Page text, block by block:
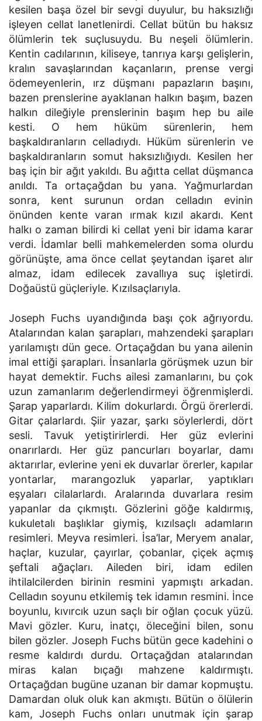
kesilen başa özel bir sevgi duyulur, bu haksızlığı
işleyen cellat lanetlenirdi. Cellat bütün bu haksız
ölümlerin tek suçlusuydu. Bu neşeli ölümlerin.
Kentin cadılarının, kiliseye, tanrıya karşı gelişlerin,
kralın savaşlarından kaçanların, prense vergi
ödemeyenlerin, ırz düşmanı papazların başını,
bazen prenslerine ayaklanan halkın başım, bazen
halkın dileğiyle prenslerinin başım hep bu aile
kesti. O hem hüküm sürenlerin, hem
başkaldıranların celladıydı. Hüküm sürenlerin ve
başkaldıranların somut haksızlığıydı. Kesilen her
baş için bir ağıt yakıldı. Bu ağıtta cellat düşmanca
anıldı. Ta ortaçağdan bu yana. Yağmurlardan
sonra, kent surunun ordan celladın evinin
önünden kente varan ırmak kızıl akardı. Kent
halkı o zaman bilirdi ki cellat yeni bir idama karar
verdi. İdamlar belli mahkemelerden soma olurdu
görünüşte, ama önce cellat şeytandan işaret alır
almaz, idam edilecek zavallıya suç işletirdi.
Doğaüstü güçleriyle. Kızılsaçlarıyla.
Joseph Fuchs uyandığında başı çok ağrıyordu.
Atalarından kalan şarapları, mahzendeki şarapları
yarılamıştı dün gece. Ortaçağdan bu yana ailenin
imal ettiği şarapları. İnsanlarla görüşmek uzun bir
hayat demektir. Fuchs ailesi zamanlarını, bu çok
uzun zamanlarım değerlendirmeyi öğrenmişlerdi.
Şarap yaparlardı. Kilim dokurlardı. Örgü örerlerdi.
Gitar çalarlardı. Şiir yazar, şarkı söylerlerdi, dört
sesli. Tavuk yetiştirirlerdi. Her güz evlerini
onarırlardı. Her güz pancurları boyarlar, damı
aktarırlar, evlerine yeni ek duvarlar örerler, kapılar
yontarlar, marangozluk yaparlar, yaptıkları
eşyaları cilalarlardı. Aralarında duvarlara resim
yapanlar da çıkmıştı. Gözlerini göğe kaldırmış,
kukuletalı başlıklar giymiş, kızılsaçlı adamların
resimleri. Meyva resimleri. İsa’lar, Meryem analar,
haçlar, kuzular, çayırlar, çobanlar, çiçek açmış
şeftali ağaçları. Aileden biri, idam edilen
ihtilalcilerden birinin resmini yapmıştı arkadan.
Celladın soyunu etkilemiş tek idamın resmini. İnce
boyunlu, kıvırcık uzun saçlı bir oğlan çocuk yüzü.
Mavi gözler. Kuru, inatçı, öleceğini bilen, sonu
bilen gözler. Joseph Fuchs bütün gece kadehini o
resme kaldırdı durdu. Ortaçağdan atalarından
miras kalan bıçağı mahzene kaldırmıştı.
Ortaçağdan bugüne uzanan bir damar kopmuştu.
Damardan oluk oluk kan akmıştı. Bütün o ölülerin
kam, Joseph Fuchs onları unutmak için şarap